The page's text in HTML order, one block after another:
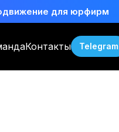
для юрфирм
Контакты Telegram